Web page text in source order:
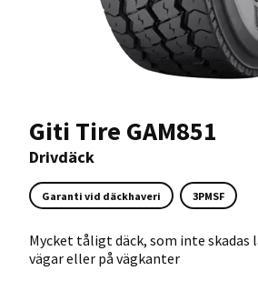
Giti Tire GAM851
Drivdäck
Garanti vid däckhaveri 3PMSF
Mycket tåligt däck, som inte
vägar eller på vägkanter